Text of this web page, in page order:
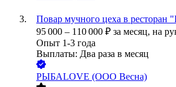
Повар мучного цеха в
95 000 – 110 000 ₽ за месяц, на
Опыт 1-3 года
Выплаты: Два раза в месяц
РЫБАLOVE (ООО Весна)